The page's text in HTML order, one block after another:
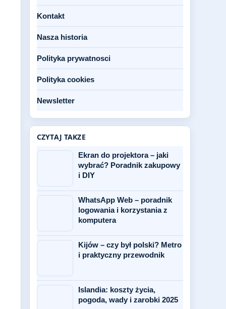
Kontakt
Nasza historia
Polityka prywatnosci
Polityka cookies
Newsletter
CZYTAJ TAKZE
Ekran do projektora – jaki
wybrać? Poradnik zakupowy
i DIY
WhatsApp Web – poradnik
logowania i korzystania z
komputera
Kijów – czy był polski? Metro
i praktyczny przewodnik
Islandia: koszty życia,
pogoda, wady i zarobki 2025